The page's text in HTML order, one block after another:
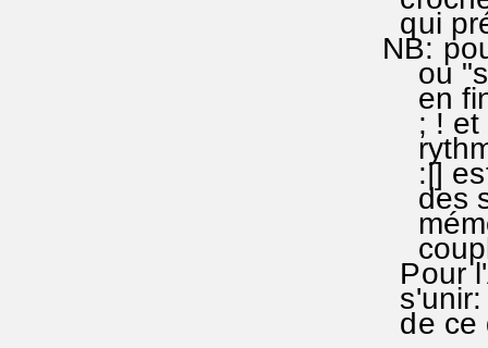
qui
NB:
ou
en fin
; ! et
:|] est
des
Pour
s'unir:
de ce